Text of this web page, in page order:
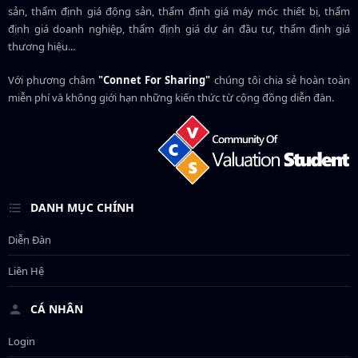
sản, thẩm định giá động sản, thẩm định giá máy móc thiết bị, thẩm
định giá doanh nghiệp, thẩm định giá dự án đầu tư, thẩm định giá
thương hiệu...
Với phương châm"Connet For Sharing" chúng tôi chia sẻ hoàn toàn
miễn phí và không giới hạn những kiến thức từ cộng đồng diễn đàn.
DANH MỤC CHÍNH
Diễn Đàn
Liên Hệ
CÁ NHÂN
Login